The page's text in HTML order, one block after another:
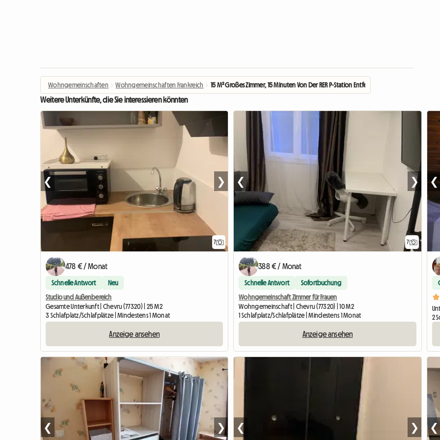
Wohngemeinschaften › Wohngemeinschaften Frankreich › 15 M² Großes Zimmer, 15 Minuten Von Der RER P-Station Entfernt
Weitere Unterkünfte, die Sie interessieren könnten
7
❮ ❯
478 € / Monat
Schnelle Antwort Neu
Studio und Außenbereich
Gesamte Unterkunft | Chevru (77320) | 25 M2
3 Schlafplatz/Schlafplätze | Mindestens 1 Monat
Anzeige ansehen
7
❮ ❯
388 € / Monat
Schnelle Antwort Sofortbuchung
Wohngemeinschaft Zimmer für Frauen
Wohngemeinschaft | Chevru (77320) | 10 M2
1 Schlafplatz/Schlafplätze | Mindestens 1 Monat
Anzeige ansehen
❮
2
❮ ❯ ❮ ❯ ❮